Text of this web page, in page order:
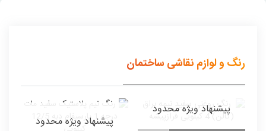
رنگ و لوازم نقاشی ساختمان
پیشنهاد ویژه محدود
پیشنهاد ویژه محدود